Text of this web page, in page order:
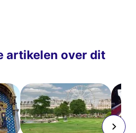
artikelen over dit